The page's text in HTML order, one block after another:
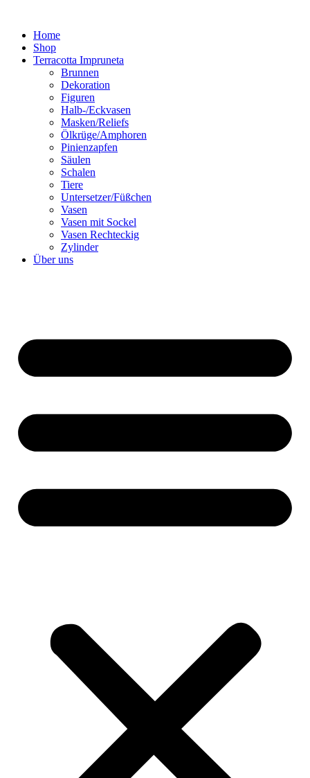
springenHome
Shop
Terracotta Impruneta
Brunnen
Dekoration
Figuren
Halb-/Eckvasen
Masken/Reliefs
Ölkrüge/Amphoren
Pinienzapfen
Säulen
Schalen
Tiere
Untersetzer/Füßchen
Vasen
Vasen mit Sockel
Vasen Rechteckig
Zylinder
Über uns